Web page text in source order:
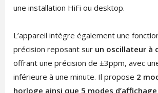
une installation HiFi ou desktop.
L’appareil intègre également une
précision reposant sur un oscillateur à
offrant une précision de ±3ppm, avec
inférieure à une minute. Il propose 2
horloge ainsi que 5 modes